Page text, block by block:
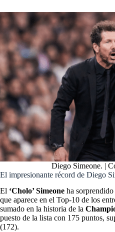
Diego Simeone. |
El impresionante récord de Diego
El ‘Cholo’ Simeone ha
que aparece en el Top-10 de los
sumado en la historia de la
puesto de la lista con 175 puntos,
(172).